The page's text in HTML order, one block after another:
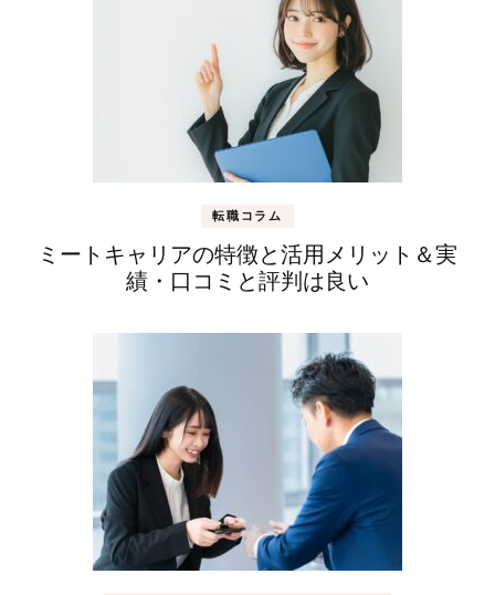
転職コラム
ミートキャリアの特徴と活用メリット＆実
績・口コミと評判は良い